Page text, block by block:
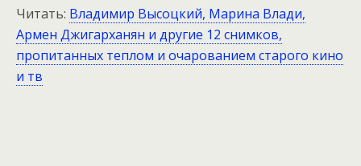
Читать: Владимир Высоцкий, Марина Влади,
Армен Джигарханян и другие 12 снимков,
пропитанных теплом и очарованием старого кино
и тв